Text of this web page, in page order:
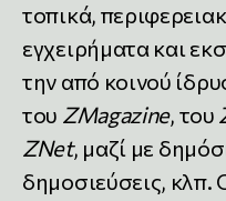
τοπικά,
εγχειρήματα και
την από κοινού
του ZMagazine, του
ZNet, μαζί με
δημοσιεύσεις, κλπ.